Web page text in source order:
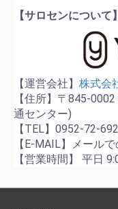
【サロセンについて】
【運営会社】 株式会
【住所】〒845-
通センター)
【TEL】0952-72-
【E-MAIL】メール
【営業時間】 平日